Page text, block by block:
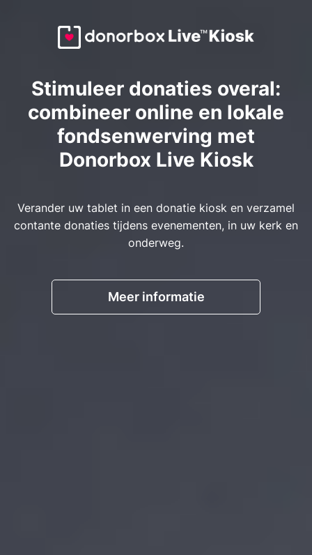
Stimuleer donaties overal:
combineer online en lokale
fondsenwerving met
Donorbox Live Kiosk
Verander uw tablet in een donatie kiosk en verzamel
contante donaties tijdens evenementen, in uw kerk en
onderweg.
Meer informatie